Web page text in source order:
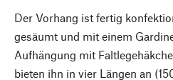
Der Vorhang ist fertig
gesäumt und mit einem
Aufhängung mit
bieten ihn in vier Längen an